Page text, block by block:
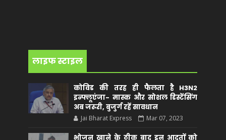
लाइफ स्टाइल
कोविड की तरह ही फैलता है H3N2
इन्फ्लूएंजा- मास्क और सोशल डिस्टेंसिंग
अब जरूरी, बुजुर्ग रहें सावधान
Jai Bharat Express Mar 07, 2023
भोजन खाने के ठीक बाद इन आदतों को